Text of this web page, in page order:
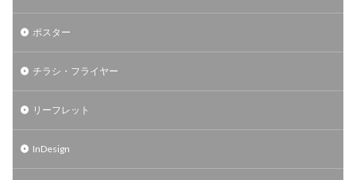
ポスター
チラシ・フライヤー
リーフレット
InDesign